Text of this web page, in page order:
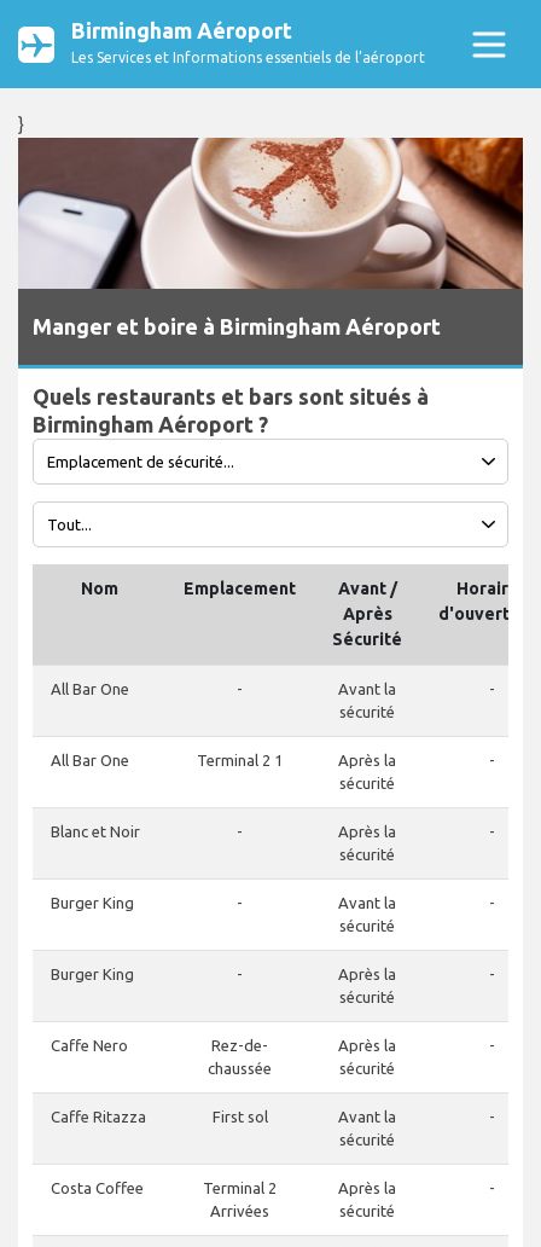
Birmingham Aéroport
Les Services et Informations essentiels de l’aéroport
}
Manger et boire à Birmingham Aéroport
Quels restaurants et bars sont situés à
Birmingham Aéroport ?
Nom Emplacement
Avant /
Après
Sécurité
Horaires
All Bar One -
Avant la
sécurité
-
All Bar One Terminal 2 1
Après la
sécurité
-
Blanc et Noir -
Après la
sécurité
-
Burger King -
Avant la
sécurité
-
Burger King -
Après la
sécurité
-
Caffe Nero
Rez-de-
chaussée
Après la
sécurité
-
Caffe Ritazza First sol
Avant la
sécurité
-
Costa Coffee
Terminal 2
Arrivées
Après la
sécurité
-